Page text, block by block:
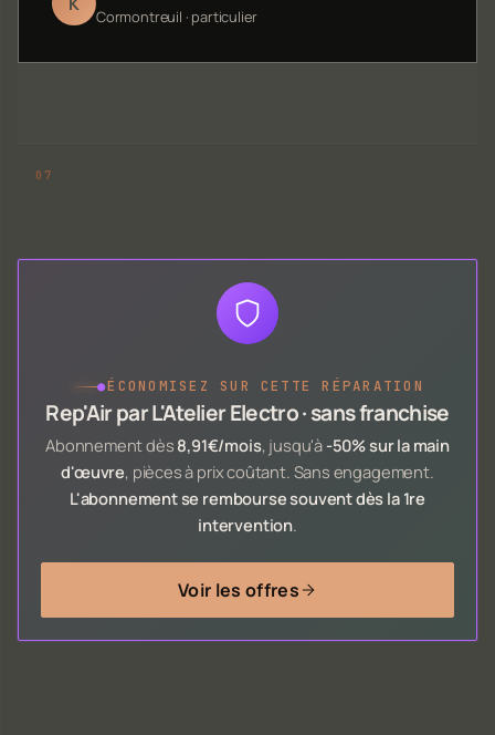
Cormontreuil · particulier
●ÉCONOMISEZ SUR CETTE RÉPARATION
Rep'Air par L'Atelier Electro · sans franchise
Abonnement dès 8,91€/mois, jusqu'à -50% sur la main
d'œuvre, pièces à prix coûtant. Sans engagement.
L'abonnement se rembourse souvent dès la 1re
intervention.
Voir les offres